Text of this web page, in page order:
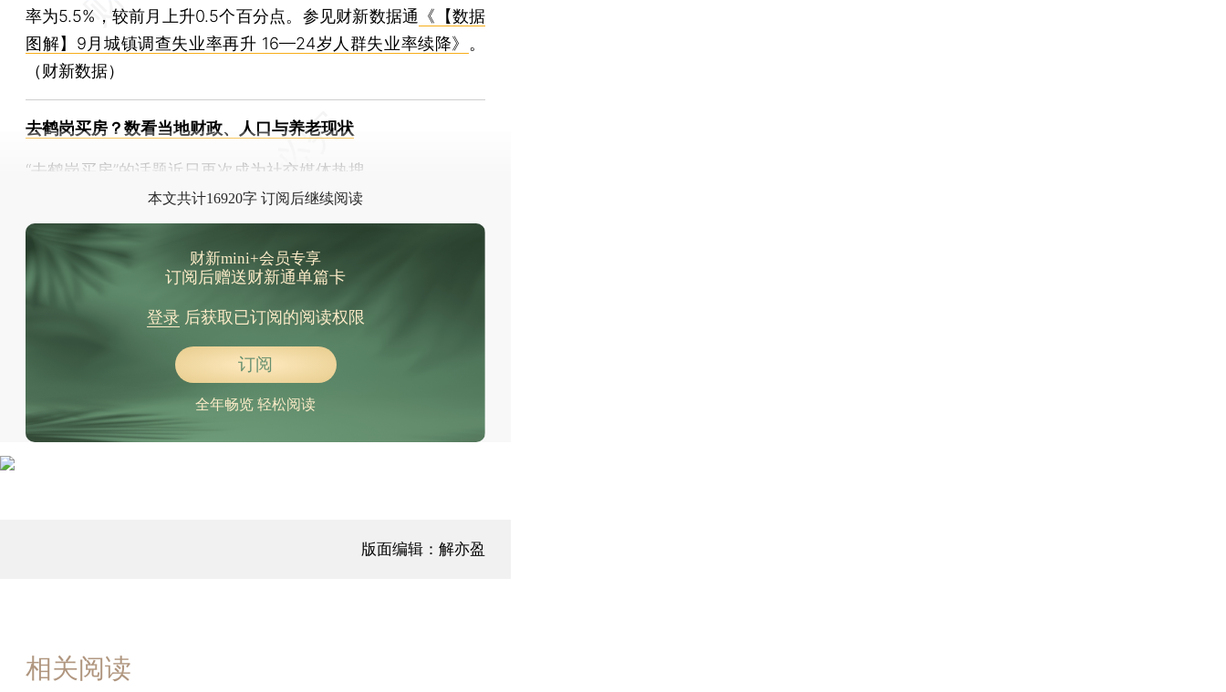
率为5.5%，较前月上升0.5个百分点。参见财新数据通 《【数据
图解】9月城镇调查失业率再升 16—24岁人群失业率续降》 。
（财新数据）
去鹤岗买房？数看当地财政、人口与养老现状
“去鹤岗买房”的话题近日再次成为社交媒体热搜。
本文共计16920字 订阅后继续阅读
财新mini+会员专享
订阅后赠送财新通单篇卡
登录后获取已订阅的阅读权限
订阅
全年畅览 轻松阅读
版面编辑：解亦盈
相关阅读